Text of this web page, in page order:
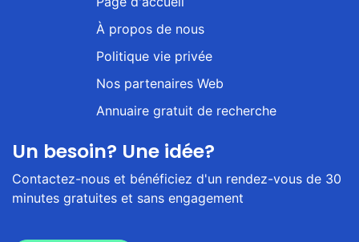
À propos de nous
Politique vie privée
Nos partenaires Web
Annuaire gratuit de recherche
Un besoin? Une idée?
Contactez-nous et bénéficiez d'un rendez-vous de 30
minutes gratuites et sans engagement